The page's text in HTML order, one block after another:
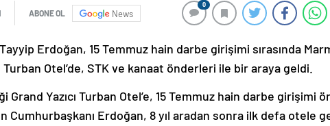
ABONE OL News
0
Erdoğan, 15 Temmuz hain darbe girişimi sırasında
Turban Otel’de, STK ve kanaat önderleri ile bir araya geldi.
Grand Yazıcı Turban Otel’e, 15 Temmuz hain darbe girişimi
Cumhurbaşkanı Erdoğan, 8 yıl aradan sonra ilk defa otele